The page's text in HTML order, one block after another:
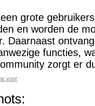
grote
en worden de
Daarnaast
functies,
zorgt er
voor